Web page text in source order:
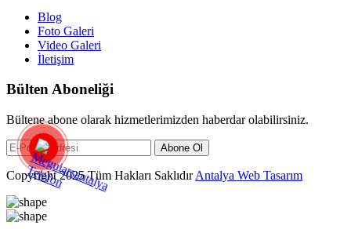
Blog
Foto Galeri
Video Galeri
İletişim
Bülten Aboneliği
Bültene abone olarak hizmetlerimizden haberdar olabilirsiniz.
Abone Ol
Copyright 2025 Tüm Hakları SaklıdırAntalya Web Tasarım